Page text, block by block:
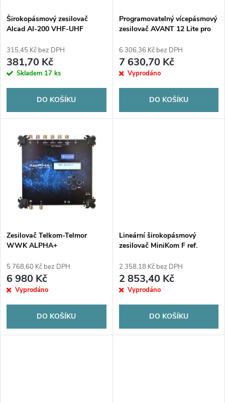
p
r
o
u
s
p
r
o
d
Širokopásmový zesilovač
Alcad AI-200 VHF-UHF
315,45 Kč bez DPH
381,70 Kč
Skladem 17 ks
DO KOŠÍKU
Programovatelný vícepásmový
zesilovač AVANT 12 Lite pro
6 306,36 Kč bez DPH
7 630,70 Kč
Vyprodáno
DO KOŠÍKU
Zesilovač Telkom-Telmor
WWK ALPHA+
5 768,60 Kč bez DPH
6 980 Kč
Vyprodáno
DO KOŠÍKU
Lineární širokopásmový
zesilovač MiniKom F ref.
2 358,18 Kč bez DPH
2 853,40 Kč
Vyprodáno
DO KOŠÍKU